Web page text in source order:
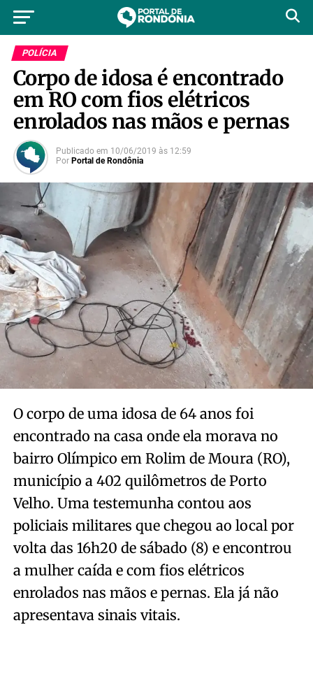
POLÍCIA
Corpo de idosa é encontrado
em RO com fios elétricos
enrolados nas mãos e pernas
Publicado em 10/06/2019 às 12:59
Por Portal de Rondônia
O corpo de uma idosa de 64 anos foi
encontrado na casa onde ela morava no
bairro Olímpico em Rolim de Moura (RO),
município a 402 quilômetros de Porto
Velho. Uma testemunha contou aos
policiais militares que chegou ao local por
volta das 16h20 de sábado (8) e encontrou
a mulher caída e com fios elétricos
enrolados nas mãos e pernas. Ela já não
apresentava sinais vitais.